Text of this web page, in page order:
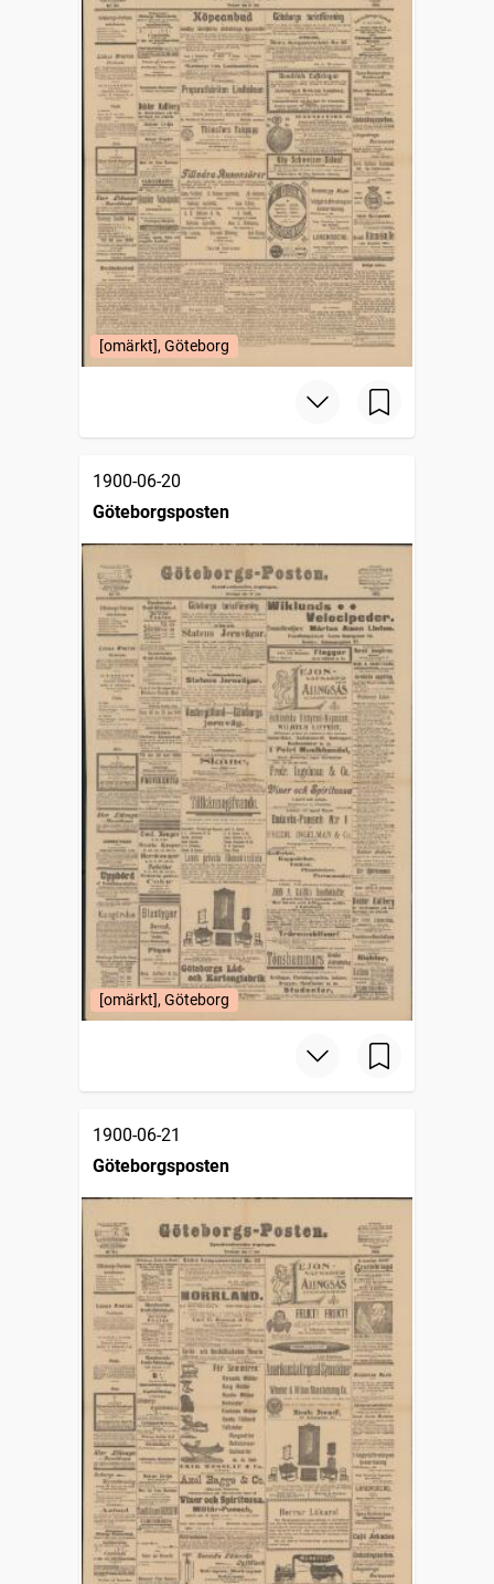
[omärkt], Göteborg
1900-06-20
Göteborgsposten
[omärkt], Göteborg
1900-06-21
Göteborgsposten